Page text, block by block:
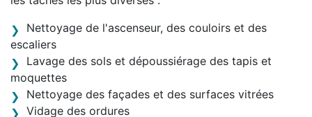
Nettoyage de l'ascenseur, des couloirs et des
escaliers
Lavage des sols et dépoussiérage des tapis et
moquettes
Nettoyage des façades et des surfaces vitrées
Vidage des ordures